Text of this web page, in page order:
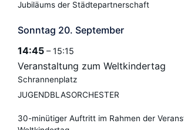
Jubiläums der Städtepartnerschaft
Sonntag 20. September
14:45 – 15:15
Veranstaltung zum Weltkindertag
Schrannenplatz
JUGENDBLASORCHESTER
30-minütiger Auftritt im Rahmen der